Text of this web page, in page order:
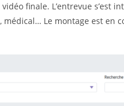
finale. L’entrevue s’est
Le montage est en